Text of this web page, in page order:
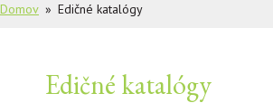
Domov Edičné katalógy
Edičné katalógy